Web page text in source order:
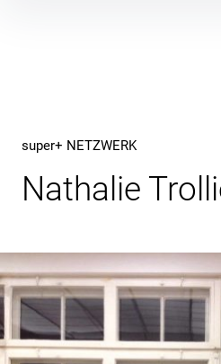
super+ NETZWERK
Nathalie